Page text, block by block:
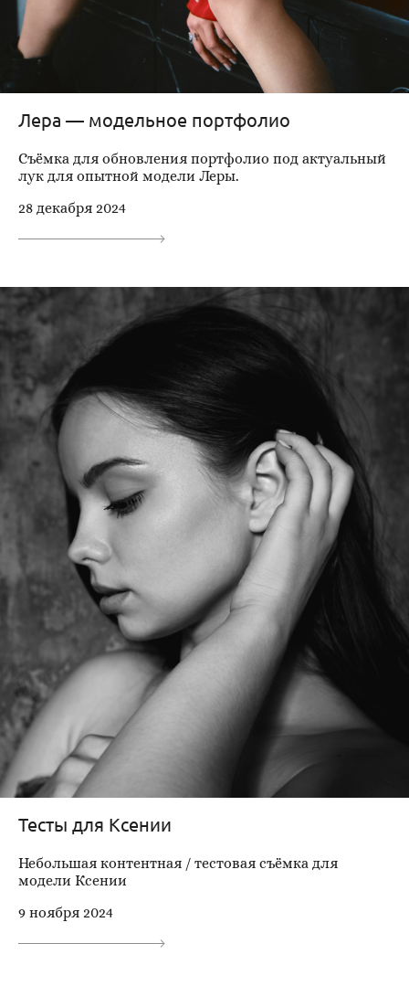
Лера — модельное портфолио
Съёмка для обновления портфолио под актуальный
лук для опытной модели Леры.
28 декабря 2024
Тесты для Ксении
Небольшая контентная / тестовая съёмка для
модели Ксении
9 ноября 2024